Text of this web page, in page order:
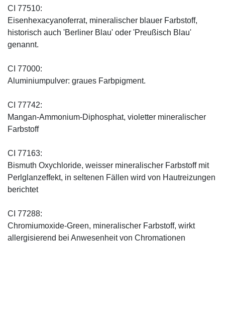
CI 77510:
Eisenhexacyanoferrat, mineralischer blauer Farbstoff,
historisch auch 'Berliner Blau' oder 'Preußisch Blau'
genannt.
CI 77000:
Aluminiumpulver: graues Farbpigment.
CI 77742:
Mangan-Ammonium-Diphosphat, violetter mineralischer
Farbstoff
CI 77163:
Bismuth Oxychloride, weisser mineralischer Farbstoff mit
Perlglanzeffekt, in seltenen Fällen wird von Hautreizungen
berichtet
CI 77288:
Chromiumoxide-Green, mineralischer ­Farbstoff, wirkt
allergisierend bei Anwesenheit von Chromationen